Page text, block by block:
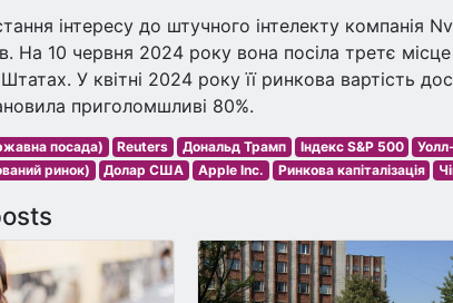
інтересу до штучного інтелекту компанія
На 10 червня 2024 року вона посіла третє
У квітні 2024 року її ринкова вартість
приголомшливі 80%.
посада) Reuters Дональд Трамп Індекс S&P 500
ринок)
Долар США Apple Inc. Ринкова капіталізація